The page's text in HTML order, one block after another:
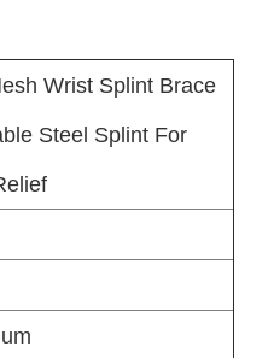
Wrist Splint Brace
Steel Splint For